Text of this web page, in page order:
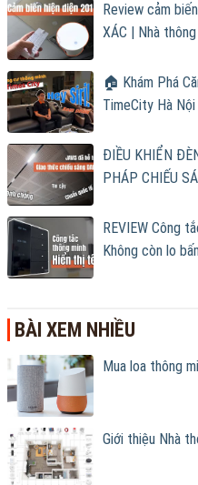
Review cảm
XÁC | Nhà
🏠 Khám Phá
TimeCity Hà
ĐIỀU KHIỂN
PHÁP CHIẾU
REVIEW Công
Không còn lo
BÀI XEM NHIỀU
Mua loa thông
Giới thiệu Nhà